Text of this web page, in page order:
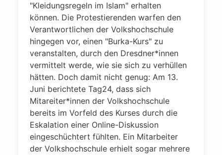
"Kleidungsregeln im Islam" erhalten
können. Die Protestierenden warfen den
Verantwortlichen der Volkshochschule
hingegen vor, einen "Burka-Kurs" zu
veranstalten, durch den Dresdner*innen
vermittelt werde, wie sie sich zu verhüllen
hätten. Doch damit nicht genug: Am 13.
Juni berichtete Tag24, dass sich
Mitareiter*innen der Volkshochschule
bereits im Vorfeld des Kurses durch die
Eskalation einer Online-Diskussion
eingeschüchtert fühlten. Ein Mitarbeiter
der Volkshochschule erhielt sogar mehrere